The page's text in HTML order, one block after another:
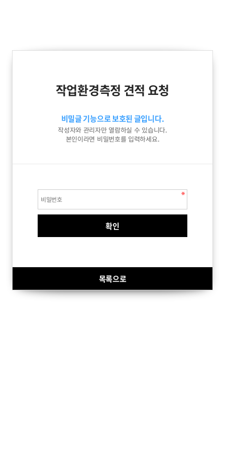
작업환경측정 견적 요청
비밀글 기능으로 보호된 글입니다.
작성자와 관리자만 열람하실 수 있습니다.
본인이라면 비밀번호를 입력하세요.